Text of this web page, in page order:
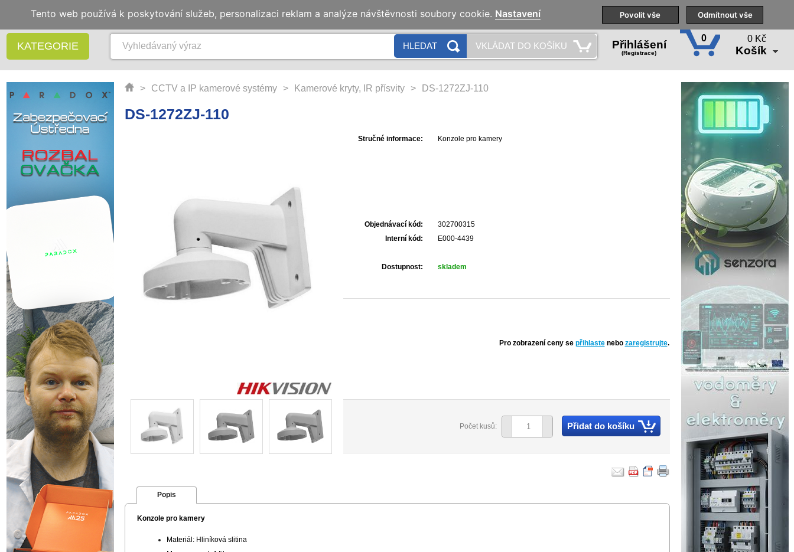
Naše pobočky Technická podpora Školení
KATEGORIE HLEDAT VKLÁDAT DO KOŠÍKU Přihlášení
(Registrace)
0 0 Kč
Košík
> CCTV a IP kamerové systémy > Kamerové kryty, IR přísvity > DS-1272ZJ-110
DS-1272ZJ-110
Stručné informace: Konzole pro kamery
Objednávací kód:
302700315
Interní kód:
E000-4439
Dostupnost: skladem
Pro zobrazení ceny se přihlaste nebo zaregistrujte.
Počet kusů: Přidat do košíku
Popis
Konzole pro kamery
Materiál: Hliníková slitina
Tento web používá k poskytování služeb, personalizaci reklam a analýze návštěvnosti soubory cookie. Nastavení Povolit vše Odmítnout vše